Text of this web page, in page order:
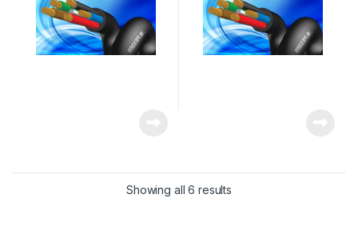
Showing all 6 results